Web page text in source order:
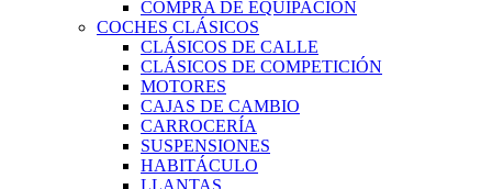
COMPRA DE EQUIPACIÓN
COCHES CLÁSICOS
CLÁSICOS DE CALLE
CLÁSICOS DE COMPETICIÓN
MOTORES
CAJAS DE CAMBIO
CARROCERÍA
SUSPENSIONES
HABITÁCULO
LLANTAS